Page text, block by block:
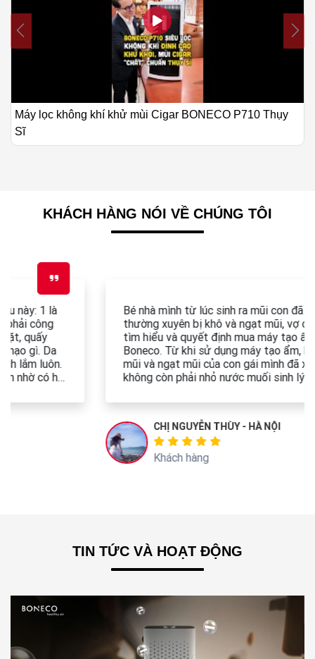
BONECO P710 Thụy Sĩ
Bác sỹ Sữa Mẹ Anh Thy chia sẻ
KHÁCH HÀNG NÓI VỀ CHÚNG TÔI
Bé nhà mình từ lúc sinh ra mũi con đã rất nhạy cảm,
thường xuyên bị khô và ngạt mũi, vợ chồng mình đã
tìm hiểu và quyết định mua máy tạo ẩm U200 của
Boneco. Từ khi sử dụng máy tạo ẩm, hiện tượng khô
mũi và ngạt mũi của con gái mình đã xử lý được,
không còn phải nhỏ nước muối sinh lý như trước nữa
phẩm dưỡng ẩm nữa. Mình rất hài lòng. Cảm ơn
CHỊ NGUYỄN THÙY - HÀ NỘI
Khách hàng
TIN TỨC VÀ HOẠT ĐỘNG